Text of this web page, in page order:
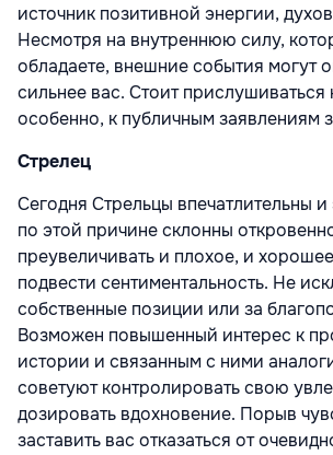
источник позитивной энергии,
Несмотря на внутреннюю силу,
обладаете, внешние события могут
сильнее вас. Стоит прислушиваться
особенно, к публичным заявлениям
Стрелец
Сегодня Стрельцы впечатлительны
по этой причине склонны
преувеличивать и плохое, и
подвести сентиментальность. Не
собственные позиции или за
Возможен повышенный интерес к
истории и связанным с ними
советуют контролировать свою
дозировать вдохновение. Порыв
заставить вас отказаться от